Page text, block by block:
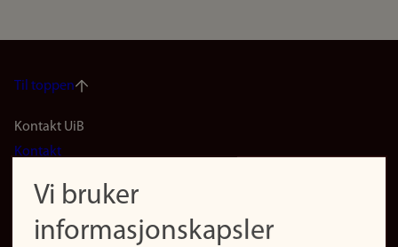
Til toppen
Footer
(no)
Kontakt UiB
Kontakt
Finn forsker
Presse
Vi bruker
informasjonskapsler